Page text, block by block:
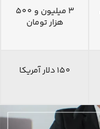
3 میلیون و 500
هزار تومان
150 دلار آمریکا